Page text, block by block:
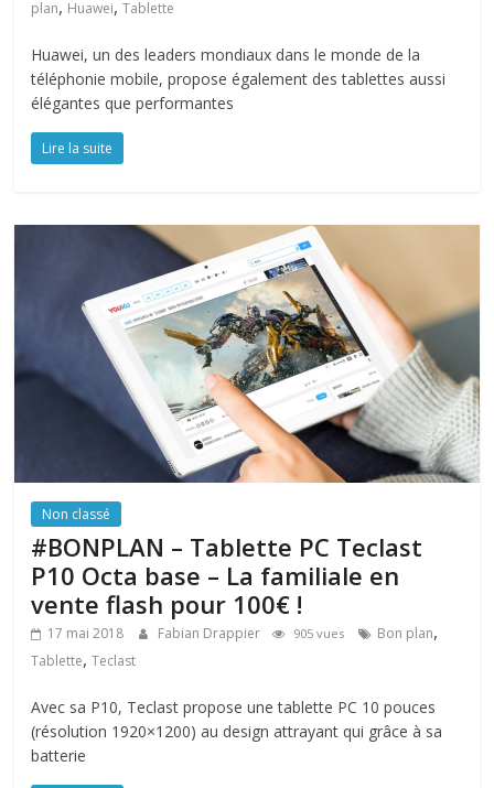
plan, Huawei,Tablette
Huawei, un des leaders mondiaux dans le monde de la
téléphonie mobile, propose également des tablettes aussi
élégantes que performantes
Lire la suite
Non classé
#BONPLAN – Tablette PC Teclast
P10 Octa base – La familiale en
vente flash pour 100€ !
17 mai 2018 Fabian Drappier 905 vues Bon plan,
Tablette,Teclast
Avec sa P10, Teclast propose une tablette PC 10 pouces
(résolution 1920×1200) au design attrayant qui grâce à sa
batterie